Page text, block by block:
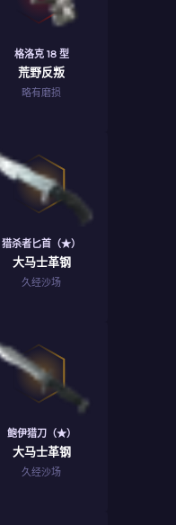
格洛克 18 型
荒野反叛
略有磨损
猎杀者匕首（★）
大马士革钢
久经沙场
鲍伊猎刀（★）
大马士革钢
久经沙场